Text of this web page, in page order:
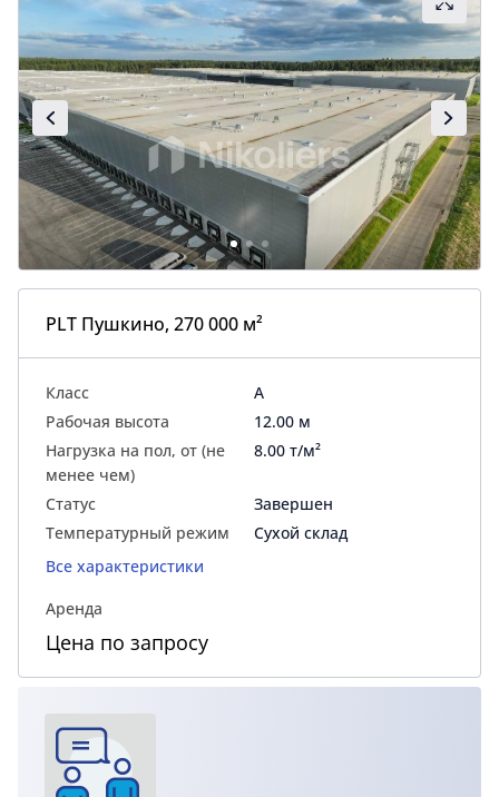
PLT Пушкино, 270 000 м²
Класс
A
Рабочая высота
12.00 м
Нагрузка на пол, от (не
менее чем)
8.00 т/м²
Статус
Завершен
Температурный режим
Сухой склад
Все характеристики
Аренда
Цена по запросу